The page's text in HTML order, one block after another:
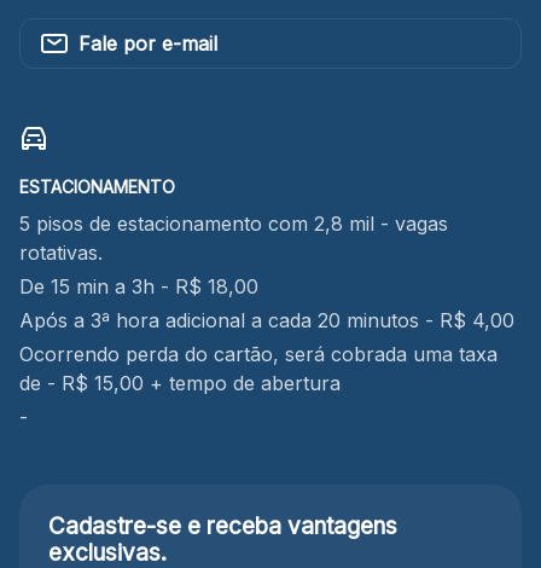
Fale por e-mail
ESTACIONAMENTO
5 pisos de estacionamento com 2,8 mil - vagas
rotativas.
De 15 min a 3h - R$ 18,00
Após a 3ª hora adicional a cada 20 minutos - R$ 4,00
Ocorrendo perda do cartão, será cobrada uma taxa
de - R$ 15,00 + tempo de abertura
-
Cadastre-se e receba vantagens
exclusivas.